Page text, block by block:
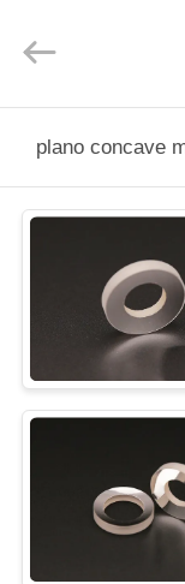
ΠΡΟΪΌΝΤΑ
ΠΕΡΊΠΟΥ
ΕΜΕΊΣ
ΓΎΡΟΣ
ΈΛΕΓΧΟΣ
Co.,Ltd.
plano concave